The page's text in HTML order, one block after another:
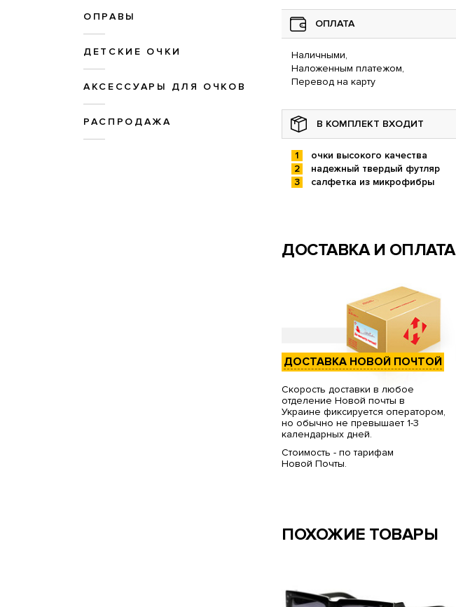
ОПРАВЫ
ДЕТСКИЕ ОЧКИ
АКСЕССУАРЫ ДЛЯ ОЧКОВ
РАСПРОДАЖА
ОПЛАТА
Наличными,
Наложенным платежом,
Перевод на карту
В КОМПЛЕКТ ВХОДИТ
очки высокого качества
надежный твердый футляр
салфетка из микрофибры
ДОСТАВКА И ОПЛАТА
ДОСТАВКА НОВОЙ ПОЧТОЙ
Скорость доставки в любое
отделение Новой почты в
Украине фиксируется оператором,
но обычно не превышает 1-3
календарных дней.
Стоимость - по тарифам
Новой Почты.
ПОХОЖИЕ ТОВАРЫ